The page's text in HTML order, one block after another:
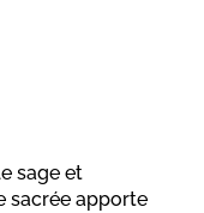
sage et
sacrée apporte